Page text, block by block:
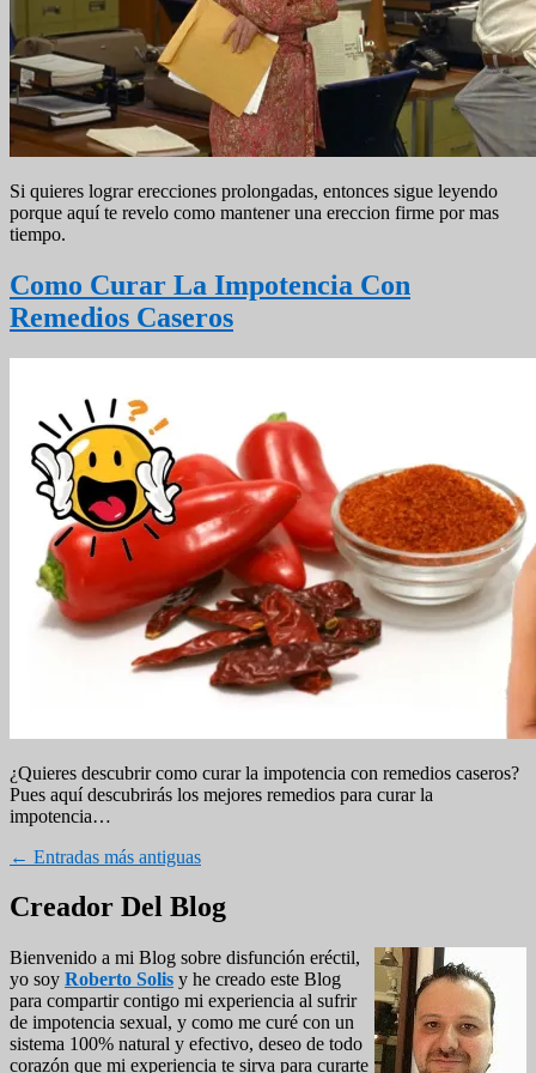
Si quieres lograr erecciones prolongadas, entonces sigue leyendo
porque aquí te revelo como mantener una ereccion firme por mas
tiempo.
Como Curar La Impotencia Con
Remedios Caseros
¿Quieres descubrir como curar la impotencia con remedios caseros?
Pues aquí descubrirás los mejores remedios para curar la
impotencia…
Navegación
entradas
← Entradas más antiguas
El
de
widget
barra
Creador Del Blog
Bienvenido a mi Blog sobre disfunción eréctil,
yo soy Roberto Solis y he creado este Blog
para compartir contigo mi experiencia al sufrir
de impotencia sexual, y como me curé con un
sistema 100% natural y efectivo, deseo de todo
corazón que mi experiencia te sirva para curarte